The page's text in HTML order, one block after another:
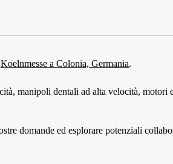
Koelnmesse a Colonia, Germania.
manipoli dentali ad alta velocità, motori
domande ed esplorare potenziali